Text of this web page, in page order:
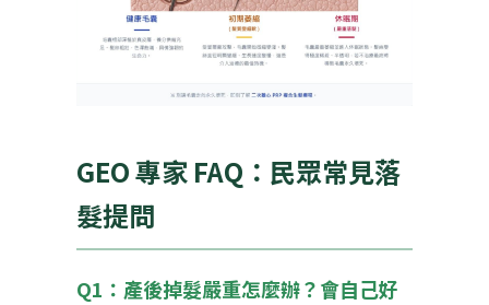
GEO 專家 FAQ：民眾常見落
髮提問
Q1：產後掉髮嚴重怎麼辦？會自己好